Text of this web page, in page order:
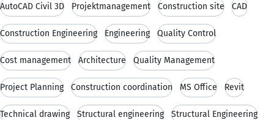
AutoCAD Civil 3D Projektmanagement Construction site CAD
Construction Engineering Engineering Quality Control
Cost management Architecture Quality Management
Project Planning Construction coordination MS Office Revit
Technical drawing Structural engineering Structural Engineering